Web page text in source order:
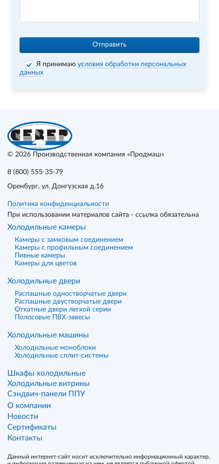
Отправить
Я принимаюусловия обработки персональных
данных
© 2026 Производственная компания «Продмаш»
8 (800) 555-35-79
Оренбург, ул. Донгузская д.16
Политика конфиденциальности
При использовании материалов сайта - ссылка обязательна
Холодильные камеры
Камеры с замковым соединением
Камеры с профильным соединением
Пивные камеры
Камеры для цветов
Холодильные двери
Распашные одностворчатые двери
Распашные двустворчатые двери
Откатные двери легкой серии
Полосовые ПВХ-завесы
Холодильные машины
Холодильные моноблоки
Холодильные сплит-системы
Шкафы холодильные
Холодильные витрины
Сэндвич-панели ППУ
О компании
Новости
Сертификаты
Контакты
Данный интернет-сайт носит исключительно информационный характер,